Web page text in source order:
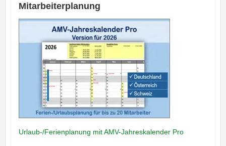
Mitarbeiterplanung
Urlaub-/Ferienplanung mit AMV-Jahreskalender Pro